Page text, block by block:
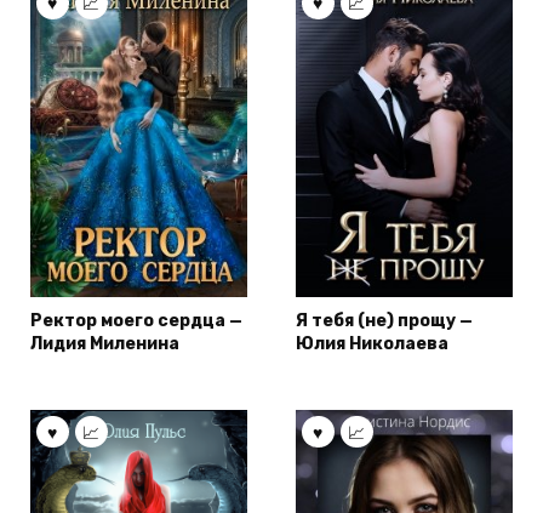
Ректор моего сердца —
Лидия Миленина
Я тебя (не) прощу —
Юлия Николаева